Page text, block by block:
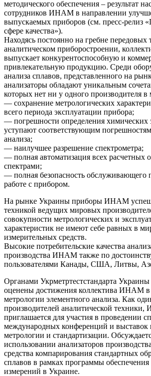
методического обеспечения – результат
сотрудников ИНАМ в направлении
выпускаемых приборов (см. пресс-
сфере качества»).
Находясь постоянно на гребне передовых
аналитическом приборостроении,
выпускает конкурентоспособную и
привлекательную продукцию. Среди
анализа сплавов, представленного на
анализаторы обладают уникальным
которых нет ни у одного производителя
— сохранение метрологических
всего периода эксплуатации прибора;
— погрешности определения химических
уступают соответствующим
анализа;
— наилучшее разрешение спектрометра;
— полная автоматизация всех расчетных
спектрами;
— полная безопасность обслуживающего
работе с прибором.
На рынке Украины приборы ИНАМ
техникой ведущих мировых
совокупности метрологических и
характеристик не имеют себе равных в
измерительных средств.
Высокие потребительские качества
производства ИНАМ также по
пользователями Канады, США, Литвы,
Органами Укрметртестстандарта
оценены достижения коллектива ИНАМ в
метрологии элементного анализа. Как
производителей аналитической
приглашается для участия в проведении
международных конференций и выставок
метрологии и стандартизации.
использовании анализаторов
средства компарирования стандартных
сплавов в рамках программы обеспечения
измерений в Украине.